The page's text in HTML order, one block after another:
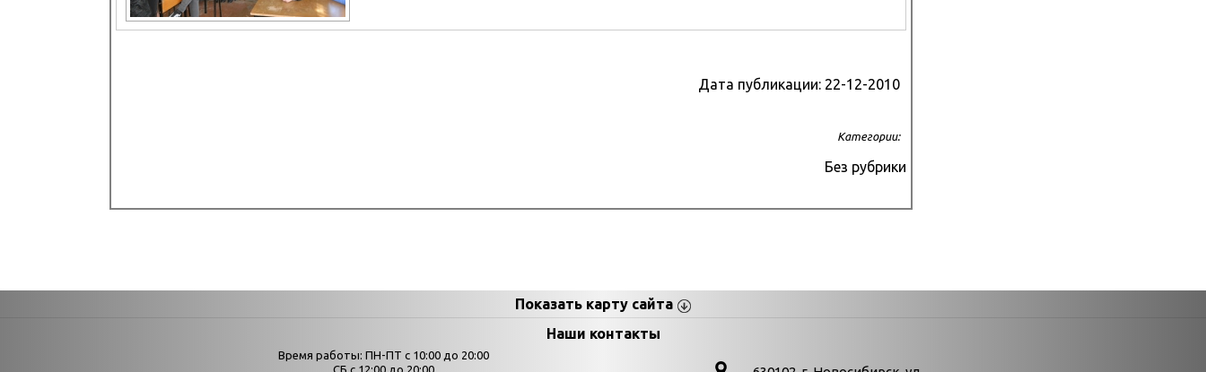
Дата публикации: 22-12-2010
Категории:
Без рубрики
Показать карту сайта
Наши контакты
Время работы: ПН-ПТ с 10:00 до 20:00